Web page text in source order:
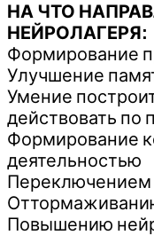
НА ЧТО
НЕЙРОЛАГЕРЯ:
Формирование
Улучшение
Умение
действовать по
Формирование
деятельностью
Переключением
Повышению